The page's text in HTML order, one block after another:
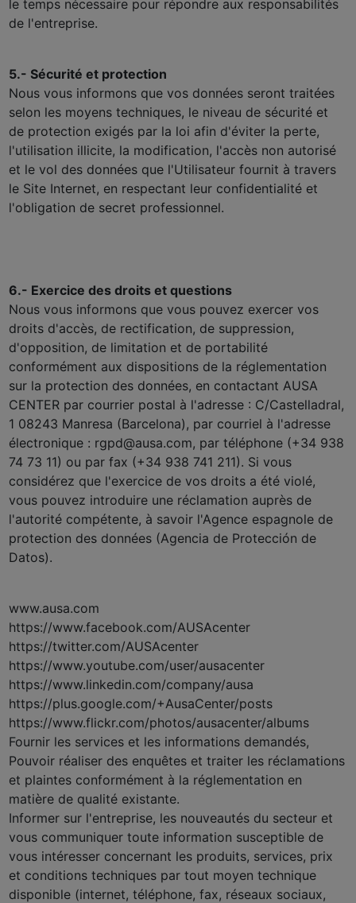
le temps nécessaire pour répondre aux responsabilités
de l'entreprise.
5.- Sécurité et protection
Nous vous informons que vos données seront traitées
selon les moyens techniques, le niveau de sécurité et
de protection exigés par la loi afin d'éviter la perte,
l'utilisation illicite, la modification, l'accès non autorisé
et le vol des données que l'Utilisateur fournit à travers
le Site Internet, en respectant leur confidentialité et
l'obligation de secret professionnel.
6.- Exercice des droits et questions
Nous vous informons que vous pouvez exercer vos
droits d'accès, de rectification, de suppression,
d'opposition, de limitation et de portabilité
conformément aux dispositions de la réglementation
sur la protection des données, en contactant AUSA
CENTER par courrier postal à l'adresse : C/Castelladral,
1 08243 Manresa (Barcelona), par courriel à l'adresse
électronique : rgpd@ausa.com, par téléphone (+34 938
74 73 11) ou par fax (+34 938 741 211). Si vous
considérez que l'exercice de vos droits a été violé,
vous pouvez introduire une réclamation auprès de
l'autorité compétente, à savoir l'Agence espagnole de
protection des données (Agencia de Protección de
Datos).
www.ausa.com
https://www.facebook.com/AUSAcenter
https://twitter.com/AUSAcenter
https://www.youtube.com/user/ausacenter
https://www.linkedin.com/company/ausa
https://plus.google.com/+AusaCenter/posts
https://www.flickr.com/photos/ausacenter/albums
Fournir les services et les informations demandés,
Pouvoir réaliser des enquêtes et traiter les réclamations
et plaintes conformément à la réglementation en
matière de qualité existante.
Informer sur l'entreprise, les nouveautés du secteur et
vous communiquer toute information susceptible de
vous intéresser concernant les produits, services, prix
et conditions techniques par tout moyen technique
disponible (internet, téléphone, fax, réseaux sociaux,